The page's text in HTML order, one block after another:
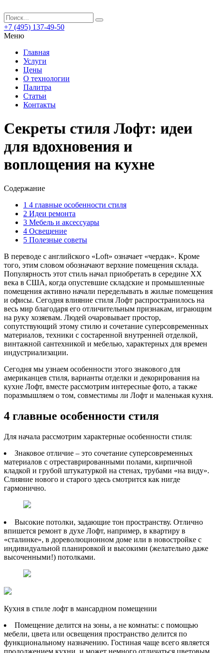
+7 (495) 137-49-50
Меню
Главная
Услуги
Цены
О технологии
Палитра
Статьи
Контакты
Секреты стиля Лофт: идеи
для вдохновения и
воплощения на кухне
Содержание
1 4 главные особенности стиля
2 Идеи ремонта
3 Мебель и аксессуары
4 Освещение
5 Полезные советы
В переводе с английского «Loft» означает «чердак». Кроме
того, этим словом обозначают верхние помещения склада.
Популярность этот стиль начал приобретать в середине XX
века в США, когда опустевшие складские и промышленные
помещения активно начали переделывать в жилые помещения
и офисы. Сегодня влияние стиля Лофт распространилось на
весь мир благодаря его отличительным признакам, играющим
на руку хозяевам. Людей очаровывает простор,
сопутствующий этому стилю и сочетание суперсовременных
материалов, техники с состаренной внутренней отделкой,
винтажной сантехникой и мебелью, характерных для времен
индустриализации.
Сегодня мы узнаем особенности этого знакового для
американцев стиля, варианты отделки и декорирования на
кухне Лофт, вместе рассмотрим интересные фото, а также
поразмышляем о том, совместимы ли Лофт и маленькая кухня.
4 главные особенности стиля
Для начала рассмотрим характерные особенности стиля:
Знаковое отличие – это сочетание суперсовременных
материалов с отреставрированными полами, кирпичной
кладкой и грубой штукатуркой на стенах, трубами «на виду».
Слияние нового и старого здесь смотрится как нигде
гармонично.
Высокие потолки, задающие тон пространству. Отлично
впишется ремонт в духе Лофт, например, в квартиру в
«сталинке», в дореволюционном доме или в новостройке с
индивидуальной планировкой и высокими (желательно даже
высоченными!) потолками.
Кухня в стиле лофт в мансардном помещении
Помещение делится на зоны, а не комнаты: с помощью
мебели, цвета или освещения пространство делится по
функциональному назначению. Гостиная чаще всего является
продолжением кухни, и может немного отличаться цветовым